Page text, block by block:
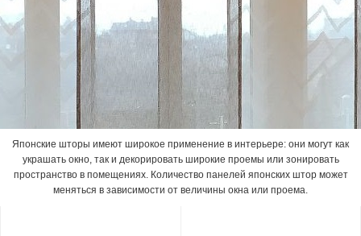
Японские шторы имеют широкое применение в интерьере: они могут как
украшать окно, так и декорировать широкие проемы или зонировать
пространство в помещениях. Количество панелей японских штор может
меняться в зависимости от величины окна или проема.